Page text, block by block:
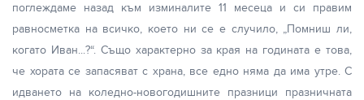
поглеждаме назад към изминалите 11 месеца и си правим
равносметка на всичко, което ни се е случило, „Помниш ли,
когато Иван...?“. Също характерно за края на годината е това,
че хората се запасяват с храна, все едно няма да има утре. С
идването на коледно-новогодишните празници празничната